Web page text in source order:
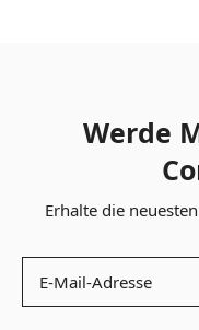
Werde
Erhalte die